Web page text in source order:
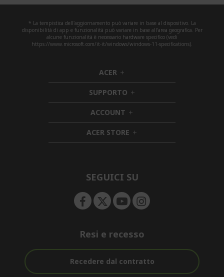
* La tempistica dell'aggiornamento può variare in base al dispositivo. La
disponibilità di app e funzionalità può variare in base all'area geografica. Per
alcune funzionalità è necessario hardware specifico (vedi
https://www.microsoft.com/it-it/windows/windows-11-specifications).
ACER h
i
d
d
e
n
SUPPORTO h
i
d
d
e
n
ACCOUNT h
i
d
d
ACER STORE h
i
e
SEGUICI SU
Resi e recesso
Recedere dal contratto